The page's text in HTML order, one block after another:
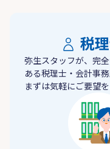
税
弥生スタッフが、完
ある税理士・会計事
まずは気軽にご要望